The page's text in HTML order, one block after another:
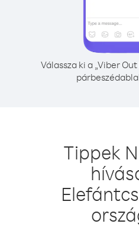
Válassza ki a „Viber
Tippek